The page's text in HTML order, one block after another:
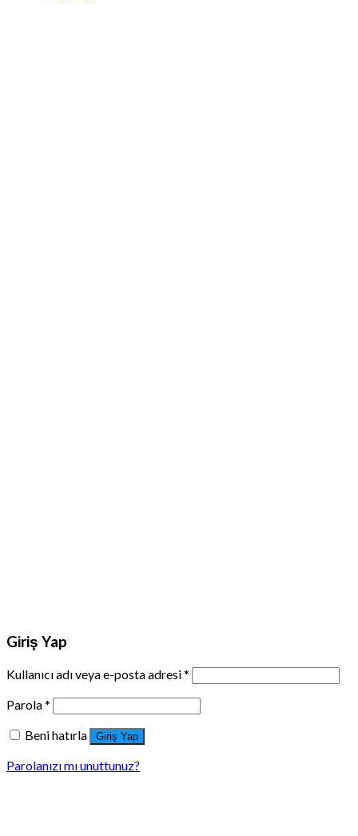
Giriş Yap
Kullanıcı adı veya e-posta adresi*
Parola*
Beni hatırla
Giriş Yap
Parolanızı mı unuttunuz?